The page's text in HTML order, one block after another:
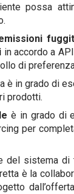
possa
in accordo a
di
è in grado di
prodotti.
è in grado di
per
del sistema
è la